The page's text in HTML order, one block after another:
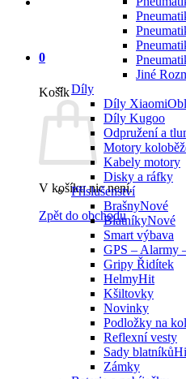
0
Košík
V košíku nic není.
Zpět do obchodu
Jiné
Díly
Díly Xiaomi
Díly Kugoo
Odpružení a
Motory
Kabely motory
Disky a ráfky
Příslušenství
Brašny
Blatníky
Smart výbava
GPS – Alarmy
Gripy Řidítek
Helmy
Kšiltovky
Novinky
Podložky na
Reflexní vesty
Sady blatníků
Zámky